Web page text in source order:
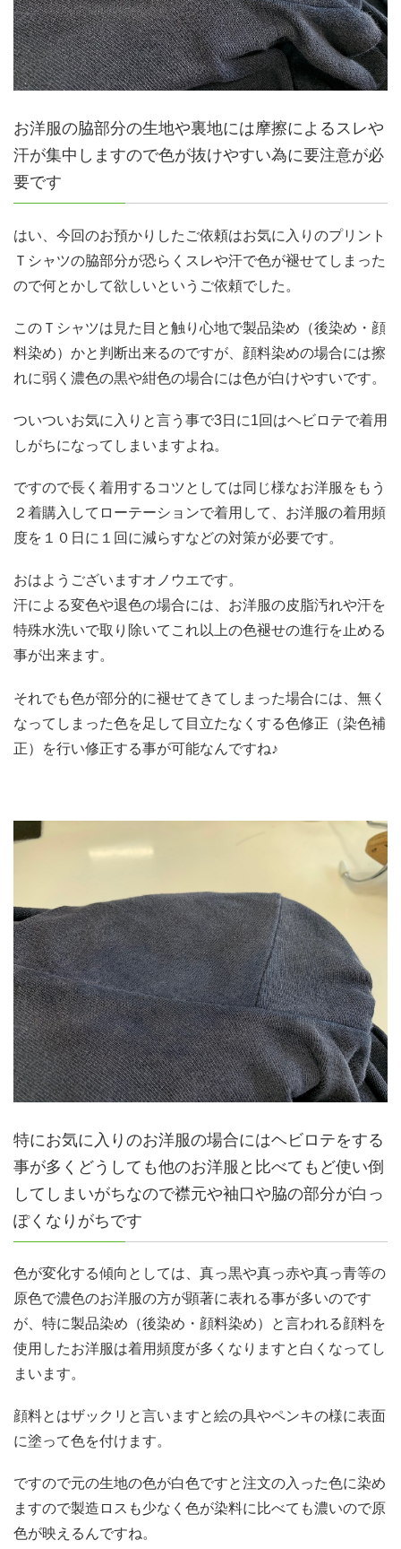
お洋服の脇部分の生地や裏地には摩擦によるスレや
汗が集中しますので色が抜けやすい為に要注意が必
要です
はい、今回のお預かりしたご依頼はお気に入りのプリント
Ｔシャツの脇部分が恐らくスレや汗で色が褪せてしまった
ので何とかして欲しいというご依頼でした。
このＴシャツは見た目と触り心地で製品染め（後染め・顔
料染め）かと判断出来るのですが、顔料染めの場合には擦
れに弱く濃色の黒や紺色の場合には色が白けやすいです。
ついついお気に入りと言う事で3日に1回はヘビロテで着用
しがちになってしまいますよね。
ですので長く着用するコツとしては同じ様なお洋服をもう
２着購入してローテーションで着用して、お洋服の着用頻
度を１０日に１回に減らすなどの対策が必要です。
おはようございますオノウエです。
汗による変色や退色の場合には、お洋服の皮脂汚れや汗を
特殊水洗いで取り除いてこれ以上の色褪せの進行を止める
事が出来ます。
それでも色が部分的に褪せてきてしまった場合には、無く
なってしまった色を足して目立たなくする色修正（染色補
正）を行い修正する事が可能なんですね♪
特にお気に入りのお洋服の場合にはヘビロテをする
事が多くどうしても他のお洋服と比べてもど使い倒
してしまいがちなので襟元や袖口や脇の部分が白っ
ぽくなりがちです
色が変化する傾向としては、真っ黒や真っ赤や真っ青等の
原色で濃色のお洋服の方が顕著に表れる事が多いのです
が、特に製品染め（後染め・顔料染め）と言われる顔料を
使用したお洋服は着用頻度が多くなりますと白くなってし
まいます。
顔料とはザックリと言いますと絵の具やペンキの様に表面
に塗って色を付けます。
ですので元の生地の色が白色ですと注文の入った色に染め
ますので製造ロスも少なく色が染料に比べても濃いので原
色が映えるんですね。